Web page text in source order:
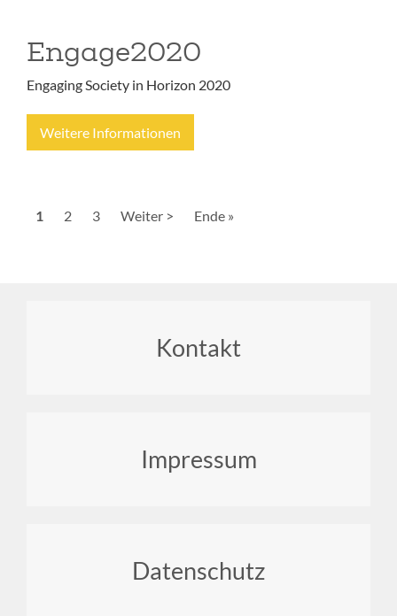
Engage2020
Engaging Society in Horizon 2020
Weitere Informationen
Aktuelle
1 Seite
2 Seite
3
Nächste
Weiter >
Letzte
Ende »
Kontakt
Impressum
Datenschutz